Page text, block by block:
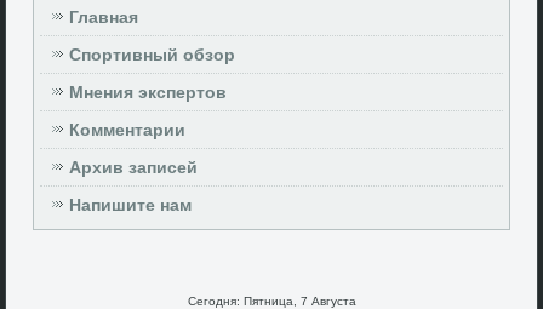
Главная
Спортивный обзор
Мнения экспертов
Комментарии
Архив записей
Напишите нам
Сегодня: Пятница, 7 Августа